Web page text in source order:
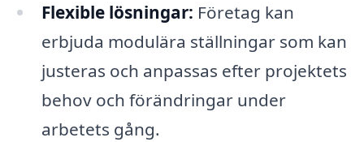
Flexible lösningar: Företag kan
erbjuda modulära ställningar som kan
justeras och anpassas efter projektets
behov och förändringar under
arbetets gång.